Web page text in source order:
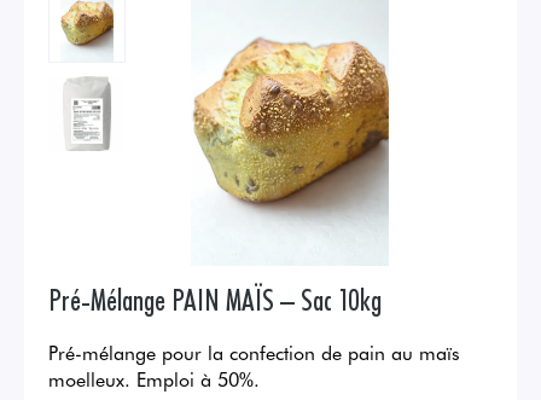
Pré-Mélange PAIN MAÏS – Sac 10kg
Pré-mélange pour la confection de pain au maïs
moelleux. Emploi à 50%.